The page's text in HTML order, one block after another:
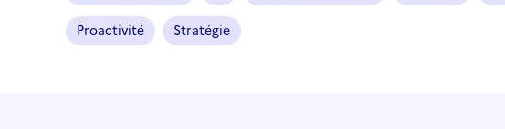
Proactivité Stratégie